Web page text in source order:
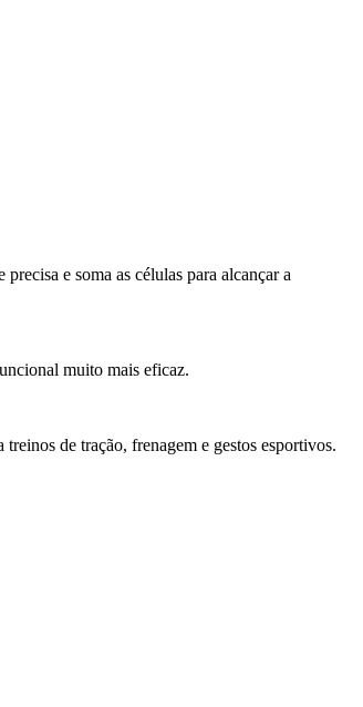
e soma as células para alcançar a
muito mais eficaz.
de tração, frenagem e gestos esportivos.